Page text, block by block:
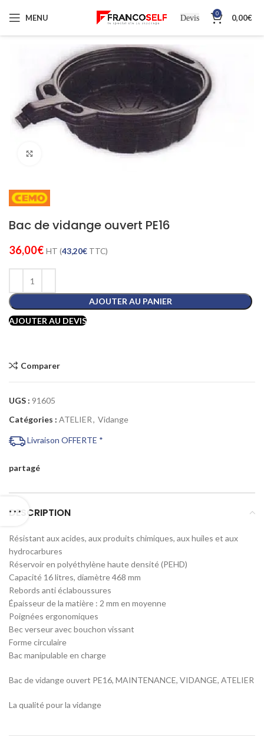
MENU Devis 0 0,00€
Cliquez pour agrandir
Bac de vidange ouvert PE16
36,00€ HT (43,20€ TTC)
AJOUTER AU PANIER
AJOUTER AU DEVIS
Comparer
UGS : 91605
Catégories : ATELIER, Vidange
Livraison OFFERTE *
partagé
DESCRIPTION
Résistant aux acides, aux produits chimiques, aux huiles et aux
hydrocarbures
Réservoir en polyéthylène haute densité (PEHD)
Capacité 16 litres, diamètre 468 mm
Rebords anti éclaboussures
Épaisseur de la matière : 2 mm en moyenne
Poignées ergonomiques
Bec verseur avec bouchon vissant
Forme circulaire
Bac manipulable en charge
Bac de vidange ouvert PE16, MAINTENANCE, VIDANGE, ATELIER
La qualité pour la vidange